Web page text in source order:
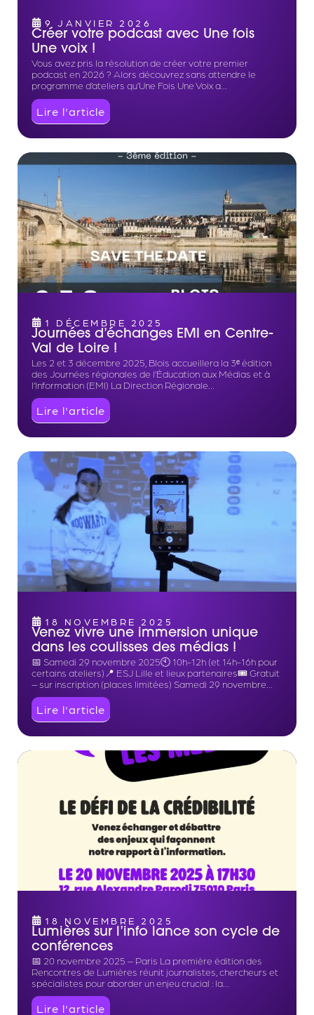
9 JANVIER 2026
Créer votre podcast avec Une fois
Une voix !
­Vous avez pris la résolution de créer votre premier
podcast en 2026 ? Alors découvrez sans attendre le
programme d’ateliers qu’Une Fois Une Voix a…
Lire l'article
1 DÉCEMBRE 2025
Journées d’échanges EMI en Centre-
Val de Loire !
Les 2 et 3 décembre 2025, Blois accueillera la 3ᵉ édition
des Journées régionales de l’Éducation aux Médias et à
l’Information (EMI) La Direction Régionale…
Lire l'article
18 NOVEMBRE 2025
Venez vivre une immersion unique
dans les coulisses des médias !
📅 Samedi 29 novembre 2025🕙 10h-12h (et 14h-16h pour
certains ateliers)📍 ESJ Lille et lieux partenaires🎟️ Gratuit
– sur inscription (places limitées) Samedi 29 novembre…
Lire l'article
18 NOVEMBRE 2025
Lumières sur l’info lance son cycle de
conférences
📅 20 novembre 2025 – Paris La première édition des
Rencontres de Lumières réunit journalistes, chercheurs et
spécialistes pour aborder un enjeu crucial : la…
Lire l'article